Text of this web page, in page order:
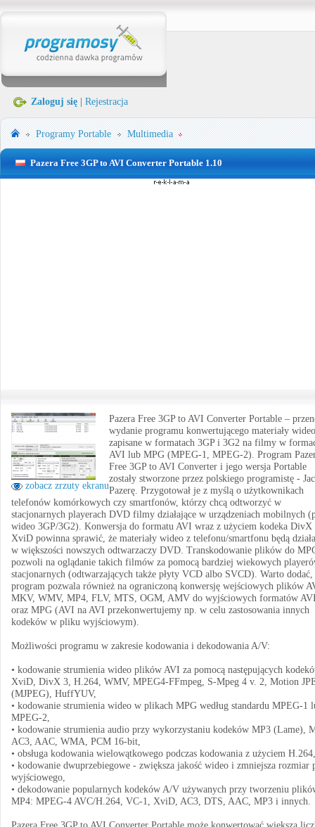
Zaloguj się Rejestracja
Programy Portable Multimedia
Pazera Free 3GP to AVI Converter Portable 1.10
zobacz zrzuty ekranu
Pazera Free 3GP to AVI Converter Portable –
wydanie programu konwertującego materiały wideo
zapisane w formatach 3GP i 3G2 na filmy w
AVI lub MPG (MPEG-1, MPEG-2). Program
Free 3GP to AVI Converter i jego wersja Portable
zostały stworzone przez polskiego programistę -
Pazerę. Przygotował je z myślą o użytkownikach
telefonów komórkowych czy smartfonów, którzy chcą odtworzyć w
stacjonarnych playerach DVD filmy działające w urządzeniach mobilnych
wideo 3GP/3G2). Konwersja do formatu AVI wraz z użyciem kodeka DivX
XviD powinna sprawić, że materiały wideo z telefonu/smartfonu będą
w większości nowszych odtwarzaczy DVD. Transkodowanie plików do
pozwoli na oglądanie takich filmów za pomocą bardziej wiekowych
stacjonarnych (odtwarzających także płyty VCD albo SVCD). Warto dodać,
program pozwala również na ograniczoną konwersję wejściowych plików
MKV, WMV, MP4, FLV, MTS, OGM, AMV do wyjściowych formatów
oraz MPG (AVI na AVI przekonwertujemy np. w celu zastosowania innych
kodeków w pliku wyjściowym).
Możliwości programu w zakresie kodowania i dekodowania A/V:
• kodowanie strumienia wideo plików AVI za pomocą następujących
XviD, DivX 3, H.264, WMV, MPEG4-FFmpeg, S-Mpeg 4 v. 2, Motion
(MJPEG), HuffYUV,
• kodowanie strumienia wideo w plikach MPG według standardu MPEG-1
MPEG-2,
• kodowanie strumienia audio przy wykorzystaniu kodeków MP3 (Lame),
AC3, AAC, WMA, PCM 16-bit,
• obsługa kodowania wielowątkowego podczas kodowania z użyciem H.264,
• kodowanie dwuprzebiegowe - zwiększa jakość wideo i zmniejsza rozmiar
wyjściowego,
• dekodowanie popularnych kodeków A/V używanych przy tworzeniu
MP4: MPEG-4 AVC/H.264, VC-1, XviD, AC3, DTS, AAC, MP3 i innych.